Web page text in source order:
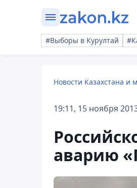
#Выборы в Курултай
Новости Казахстана и
19:11, 15 ноября
аварию